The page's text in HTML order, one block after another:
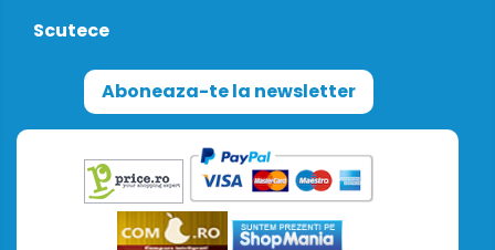
Scutece
Aboneaza-te la newsletter